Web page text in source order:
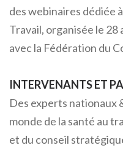
des webinaires dédiée
Travail, organisée le
avec la Fédération du
INTERVENANTS ET
Des experts nationaux
monde de la santé au
et du conseil